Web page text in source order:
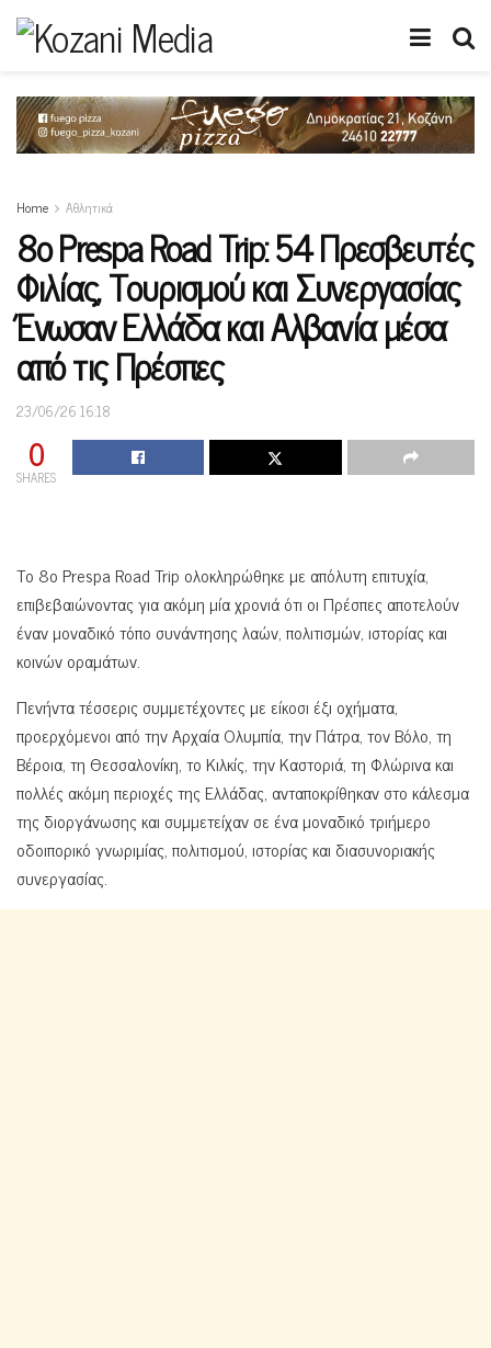
Home Αθλητικά
8ο Prespa Road Trip: 54 Πρεσβευτές
Φιλίας, Τουρισμού και Συνεργασίας
Ένωσαν Ελλάδα και Αλβανία μέσα
από τις Πρέσπες
23/06/26 16:18
0
SHARES
Το 8ο Prespa Road Trip ολοκληρώθηκε με απόλυτη επιτυχία,
επιβεβαιώνοντας για ακόμη μία χρονιά ότι οι Πρέσπες αποτελούν
έναν μοναδικό τόπο συνάντησης λαών, πολιτισμών, ιστορίας και
κοινών οραμάτων.
Πενήντα τέσσερις συμμετέχοντες με είκοσι έξι οχήματα,
προερχόμενοι από την Αρχαία Ολυμπία, την Πάτρα, τον Βόλο, τη
Βέροια, τη Θεσσαλονίκη, το Κιλκίς, την Καστοριά, τη Φλώρινα και
πολλές ακόμη περιοχές της Ελλάδας, ανταποκρίθηκαν στο κάλεσμα
της διοργάνωσης και συμμετείχαν σε ένα μοναδικό τριήμερο
οδοιπορικό γνωριμίας, πολιτισμού, ιστορίας και διασυνοριακής
συνεργασίας.